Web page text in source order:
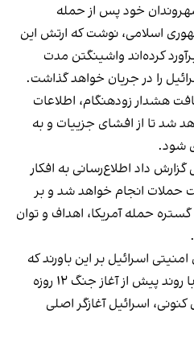
خود پس از حمله
اسلامی، نوشت که ارتش این
کرده‌اند واشینگتن مدت
را در جریان خواهد گذاشت.
هشدار زودهنگام، اطلاعات
شد تا از افشای جزییات و به
شود.
داد اطلاع‌رسانی به افکار
انجام خواهد شد و بر
گستره حمله آمریکا، اهداف و توان
اسرائیل بر این باورند که
روند اطلاع‌رسانی ممکن است با روند پیش از آغاز جنگ ۱۲ روزه
اسرائیل آغازگر اصلی